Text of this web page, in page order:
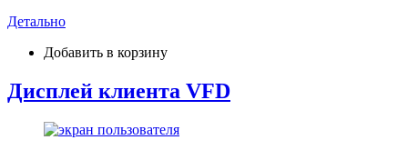
Детально
Добавить в корзину
Дисплей клиента VFD